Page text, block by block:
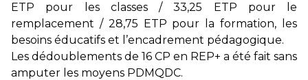
ETP pour les classes / 33,25 ETP pour le
remplacement / 28,75 ETP pour la formation, les
besoins éducatifs et l’encadrement pédagogique.
Les dédoublements de 16 CP en REP+ a été fait sans
amputer les moyens PDMQDC.